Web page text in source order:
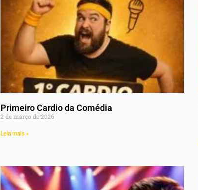
Primeiro Cardio da Comédia
2 de março de 2026
Leia mais »